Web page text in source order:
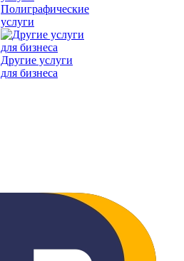
Полиграфические
услуги
Другие услуги
для бизнеса